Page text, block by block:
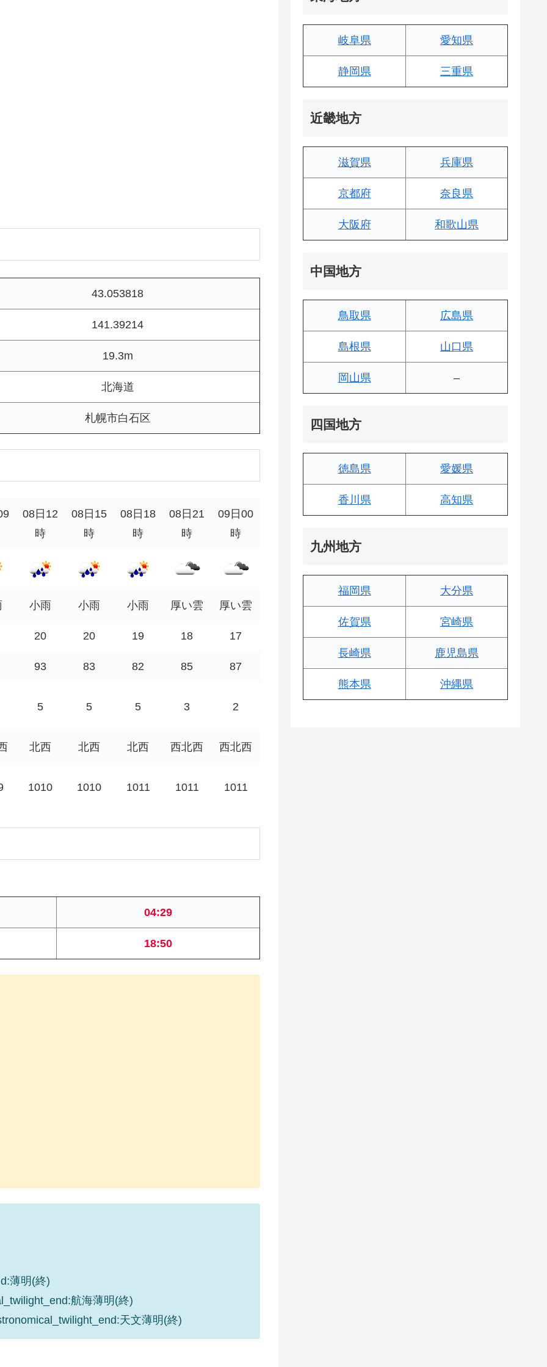
43.053818
141.39214
19.3m
北海道
札幌市白石区
08日12
時
08日15
時
08日18
時
08日21
時
09日00
時
小雨 小雨 小雨 厚い雲 厚い雲
20 20 19 18 17
93 83 82 85 87
5 5 5 3 2
北西 北西 北西 西北西 西北西
1010 1010 1011 1011 1011
04:29
18:50
薄明(終)
航海薄明(終)
天文薄明(終)
岐阜県 愛知県
静岡県 三重県
近畿地方
滋賀県 兵庫県
京都府 奈良県
大阪府 和歌山県
中国地方
鳥取県 広島県
島根県 山口県
岡山県 –
四国地方
徳島県 愛媛県
香川県 高知県
九州地方
福岡県 大分県
佐賀県 宮崎県
長崎県 鹿児島県
熊本県 沖縄県